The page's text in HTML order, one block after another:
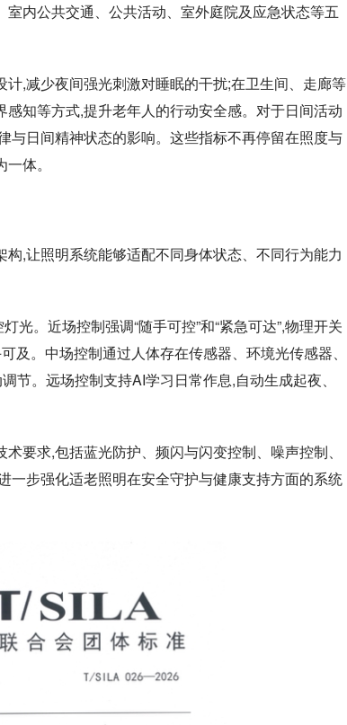
内公共交通、公共活动、室外庭院及应急状态等五
,减少夜间强光刺激对睡眠的干扰;在卫生间、走廊等
知等方式,提升老年人的行动安全感。对于日间活动
与日间精神状态的影响。这些指标不再停留在照度与
体。
,让照明系统能够适配不同身体状态、不同行为能力
。近场控制强调“随手可控”和“紧急可达”,物理开关
。中场控制通过人体存在传感器、环境光传感器、
节。远场控制支持AI学习日常作息,自动生成起夜、
要求,包括蓝光防护、频闪与闪变控制、噪声控制、
一步强化适老照明在安全守护与健康支持方面的系统